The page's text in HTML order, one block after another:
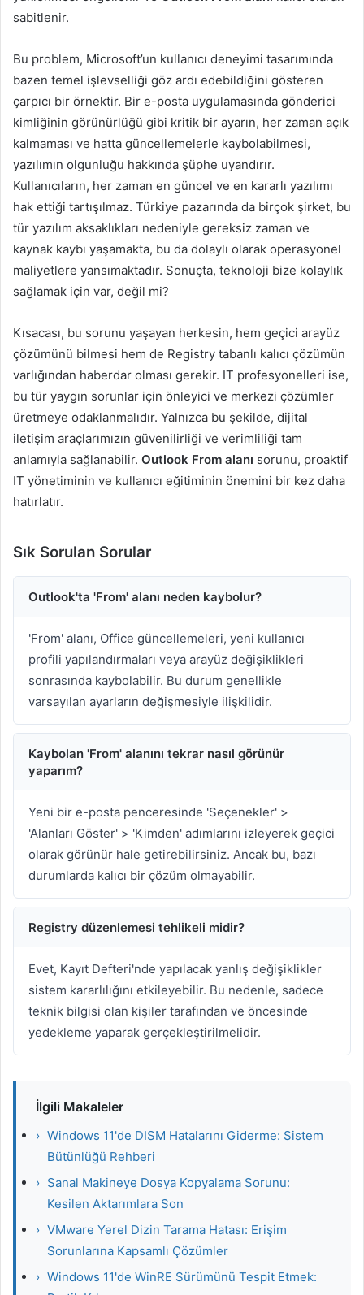
sabitlenir.
Bu problem, Microsoft’un kullanıcı deneyimi tasarımında
bazen temel işlevselliği göz ardı edebildiğini gösteren
çarpıcı bir örnektir. Bir e-posta uygulamasında gönderici
kimliğinin görünürlüğü gibi kritik bir ayarın, her zaman açık
kalmaması ve hatta güncellemelerle kaybolabilmesi,
yazılımın olgunluğu hakkında şüphe uyandırır.
Kullanıcıların, her zaman en güncel ve en kararlı yazılımı
hak ettiği tartışılmaz. Türkiye pazarında da birçok şirket, bu
tür yazılım aksaklıkları nedeniyle gereksiz zaman ve
kaynak kaybı yaşamakta, bu da dolaylı olarak operasyonel
maliyetlere yansımaktadır. Sonuçta, teknoloji bize kolaylık
sağlamak için var, değil mi?
Kısacası, bu sorunu yaşayan herkesin, hem geçici arayüz
çözümünü bilmesi hem de Registry tabanlı kalıcı çözümün
varlığından haberdar olması gerekir. IT profesyonelleri ise,
bu tür yaygın sorunlar için önleyici ve merkezi çözümler
üretmeye odaklanmalıdır. Yalnızca bu şekilde, dijital
iletişim araçlarımızın güvenilirliği ve verimliliği tam
anlamıyla sağlanabilir. Outlook From alanı sorunu, proaktif
IT yönetiminin ve kullanıcı eğitiminin önemini bir kez daha
hatırlatır.
Sık Sorulan Sorular
Outlook'ta 'From' alanı neden kaybolur?
'From' alanı, Office güncellemeleri, yeni kullanıcı
profili yapılandırmaları veya arayüz değişiklikleri
sonrasında kaybolabilir. Bu durum genellikle
varsayılan ayarların değişmesiyle ilişkilidir.
Kaybolan 'From' alanını tekrar nasıl görünür
yaparım?
Yeni bir e-posta penceresinde 'Seçenekler' >
'Alanları Göster' > 'Kimden' adımlarını izleyerek geçici
olarak görünür hale getirebilirsiniz. Ancak bu, bazı
durumlarda kalıcı bir çözüm olmayabilir.
Registry düzenlemesi tehlikeli midir?
Evet, Kayıt Defteri'nde yapılacak yanlış değişiklikler
sistem kararlılığını etkileyebilir. Bu nedenle, sadece
teknik bilgisi olan kişiler tarafından ve öncesinde
yedekleme yaparak gerçekleştirilmelidir.
İlgili Makaleler
› Windows 11'de DISM Hatalarını Giderme: Sistem
Bütünlüğü Rehberi
› Sanal Makineye Dosya Kopyalama Sorunu:
Kesilen Aktarımlara Son
› VMware Yerel Dizin Tarama Hatası: Erişim
Sorunlarına Kapsamlı Çözümler
› Windows 11'de WinRE Sürümünü Tespit Etmek: